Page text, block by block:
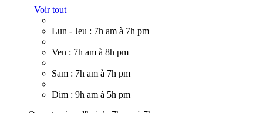
Voir tout
Lun - Jeu : 7h am à 7h pm
Ven : 7h am à 8h pm
Sam : 7h am à 7h pm
Dim : 9h am à 5h pm